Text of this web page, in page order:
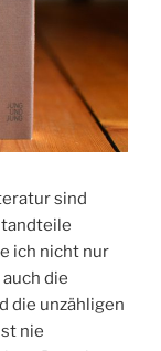
sind
ich nicht nur
die
die unzähligen
nie